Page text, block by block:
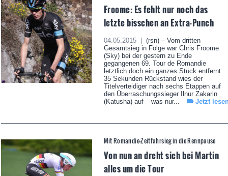
Froome: Es fehlt nur noch das
letzte bisschen an Extra-Punch
04.05.2015 |
(rsn) – Vom dritten
Gesamtsieg in Folge war Chris Froome
(Sky) bei der gestern zu Ende
gegangenen 69. Tour de Romandie
letztlich doch ein ganzes Stück entfernt:
35 Sekunden Rückstand wies der
Titelverteidiger nach sechs Etappen auf
den Überraschungssieger Ilnur Zakarin
(Katusha) auf – was nur...
Jetzt
Mit Romandie-Zeitfahrsieg in die Rennpause
Von nun an dreht sich bei Martin
alles um die Tour